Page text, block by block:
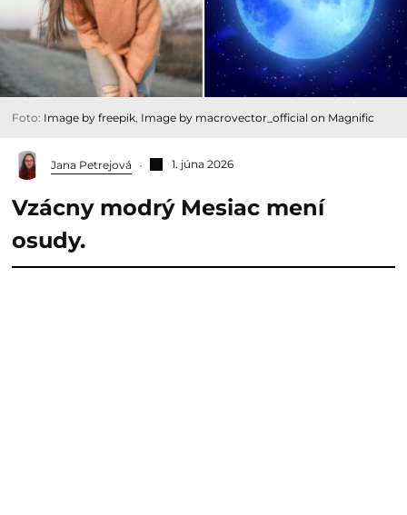
Foto: Image by freepik Image by macrovector_official on Magnific
Jana Petrejová 1. júna 2026
Vzácny modrý Mesiac mení
osudy.